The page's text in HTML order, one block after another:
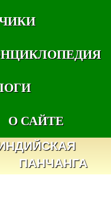
О САЙТЕ
ПАНЧАНГА